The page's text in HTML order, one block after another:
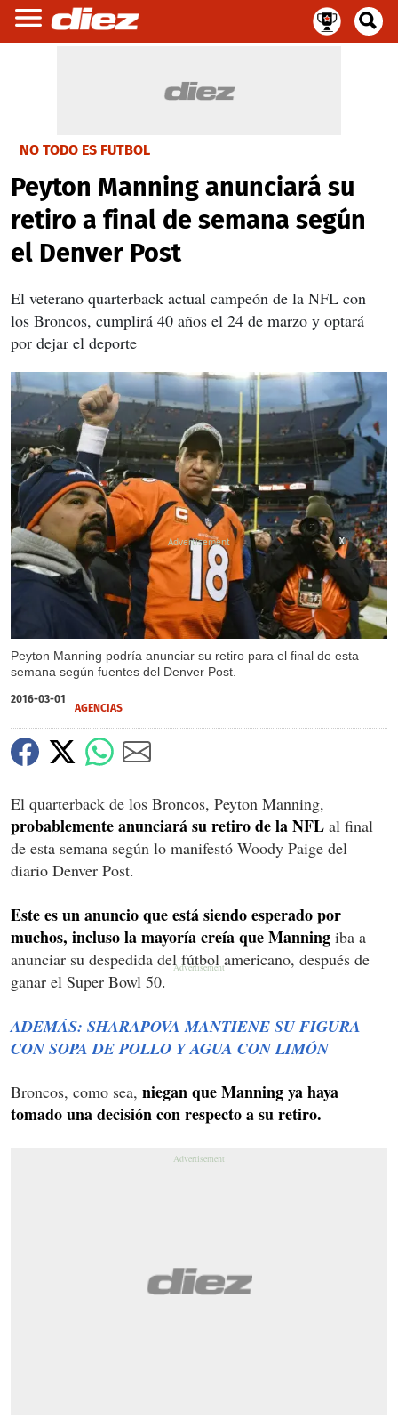
NO TODO ES FUTBOL
Peyton Manning anunciará su
retiro a final de semana según
el Denver Post
El veterano quarterback actual campeón de la NFL con
los Broncos, cumplirá 40 años el 24 de marzo y optará
por dejar el deporte
Peyton Manning podría anunciar su retiro para el final de esta
semana según fuentes del Denver Post.
X
X
2016-03-01
AGENCIAS
El quarterback de los Broncos, Peyton Manning,
probablemente anunciará su retiro de la NFL al final
de esta semana según lo manifestó Woody Paige del
diario Denver Post.
Este es un anuncio que está siendo esperado por
muchos, incluso la mayoría creía que Manning iba a
anunciar su despedida del fútbol americano, después de
ganar el Super Bowl 50.
ADEMÁS: SHARAPOVA MANTIENE SU FIGURA
CON SOPA DE POLLO Y AGUA CON LIMÓN
Broncos, como sea, niegan que Manning ya haya
tomado una decisión con respecto a su retiro.